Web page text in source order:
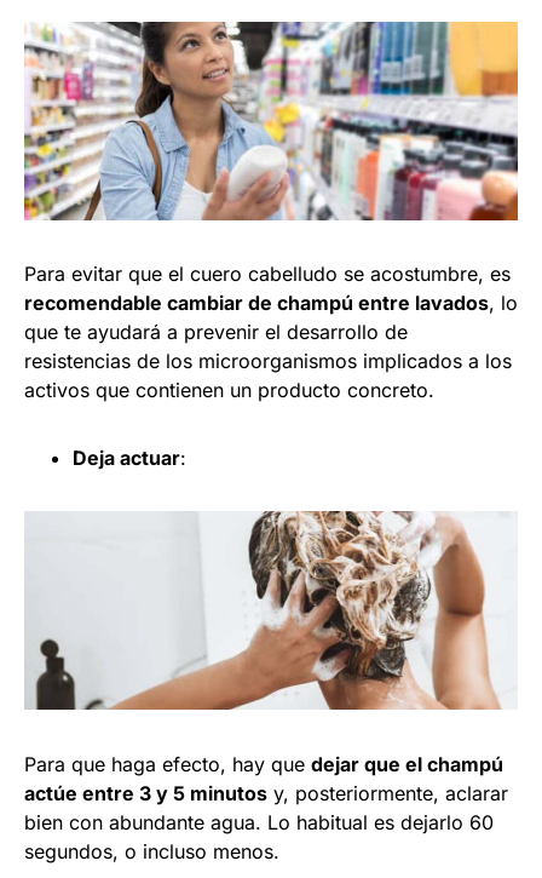
Para evitar que el cuero cabelludo se acostumbre, es
recomendable cambiar de champú entre lavados, lo
que te ayudará a prevenir el desarrollo de
resistencias de los microorganismos implicados a los
activos que contienen un producto concreto.
Deja actuar:
Para que haga efecto, hay que dejar que el champú
actúe entre 3 y 5 minutos y, posteriormente, aclarar
bien con abundante agua. Lo habitual es dejarlo 60
segundos, o incluso menos.